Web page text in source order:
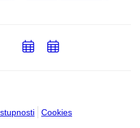
Cookies
PřidatPřidat